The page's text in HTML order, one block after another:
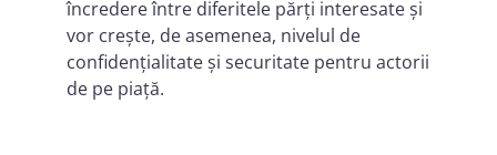
încredere între diferitele părți interesate și
vor crește, de asemenea, nivelul de
confidențialitate și securitate pentru actorii
de pe piață.